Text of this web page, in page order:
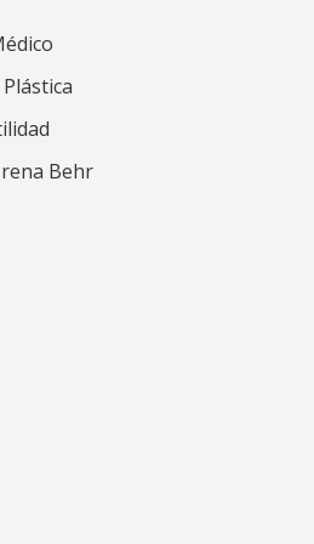
Behr